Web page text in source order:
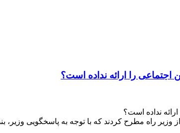
را ارائه نداده است؟
نداده است؟
راه مطرح کردند که با توجه به پاسخگویی وزیر،